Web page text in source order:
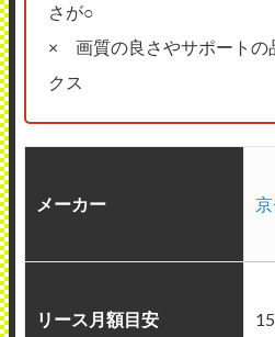
さが○
× 画質の良さやサポートの
クス
メーカー
リース月額目安